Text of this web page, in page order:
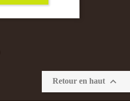
Retour en haut 